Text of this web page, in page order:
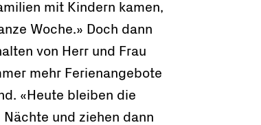
mit Kindern kamen,
Woche.» Doch dann
von Herr und Frau
mehr Ferienangebote
«Heute bleiben die
und ziehen dann